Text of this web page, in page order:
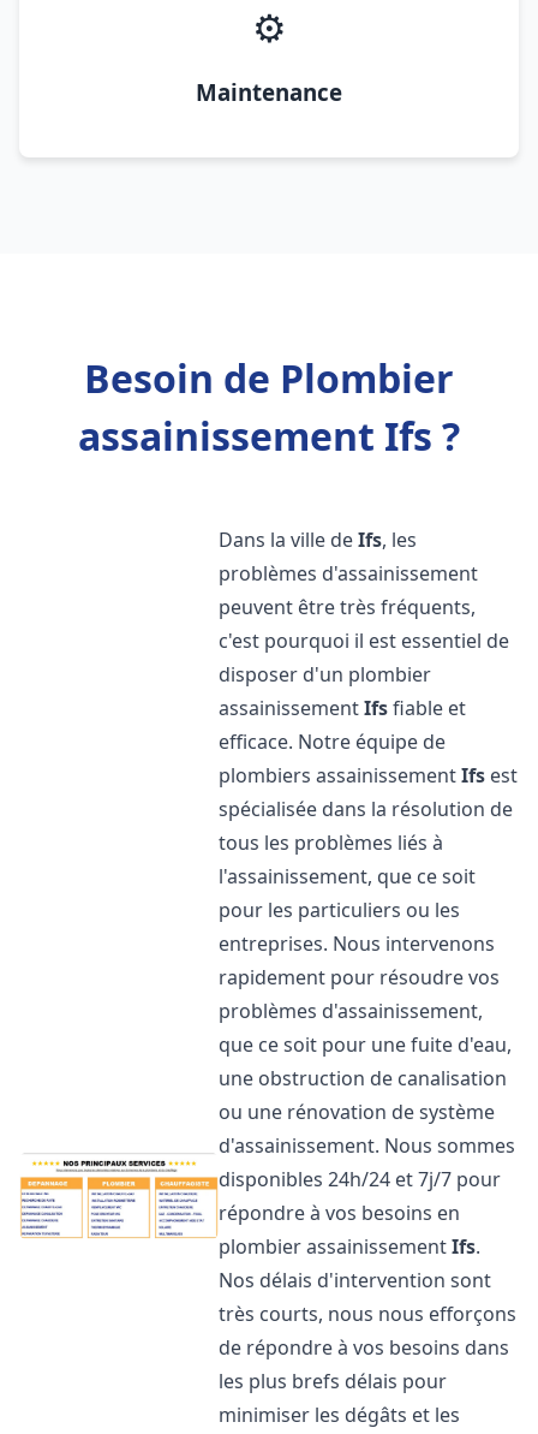
⚙️
Maintenance
Besoin de Plombier
assainissement Ifs ?
Dans la ville deIfs, les
problèmes d'assainissement
peuvent être très fréquents,
c'est pourquoi il est essentiel de
disposer d'un plombier
assainissementIfsfiable et
efficace. Notre équipe de
plombiers assainissementIfs est
spécialisée dans la résolution de
tous les problèmes liés à
l'assainissement, que ce soit
pour les particuliers ou les
entreprises. Nous intervenons
rapidement pour résoudre vos
problèmes d'assainissement,
que ce soit pour une fuite d'eau,
une obstruction de canalisation
ou une rénovation de système
d'assainissement. Nous sommes
disponibles 24h/24 et 7j/7 pour
répondre à vos besoins en
plombier assainissementIfs.
Nos délais d'intervention sont
très courts, nous nous efforçons
de répondre à vos besoins dans
les plus brefs délais pour
minimiser les dégâts et les